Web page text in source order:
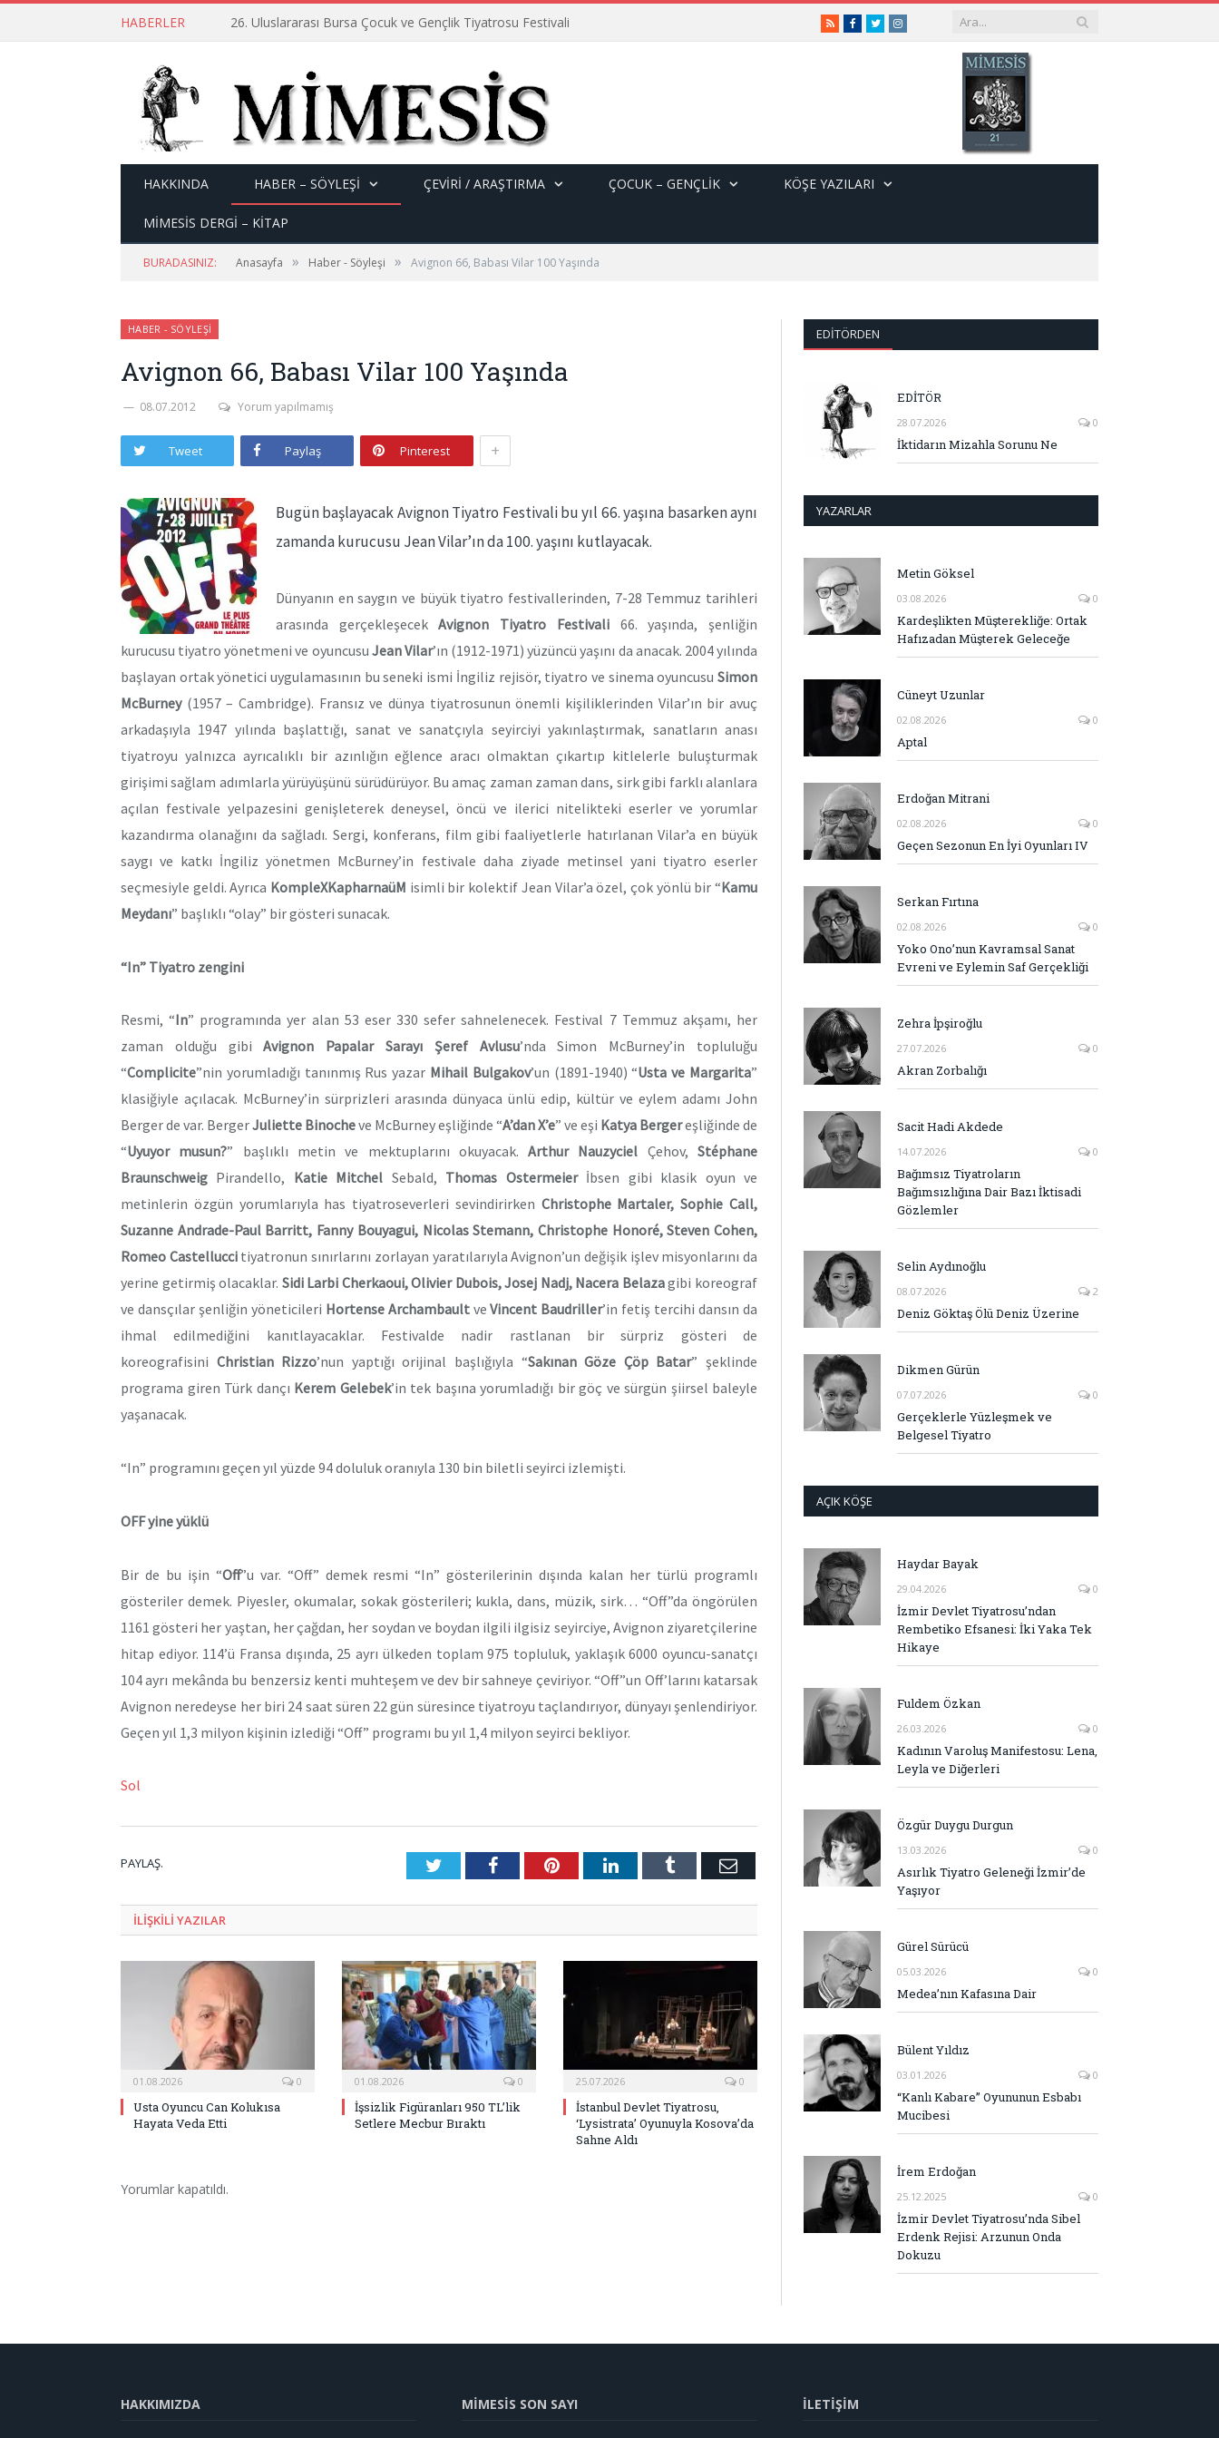
HABERLER 26. Uluslararası Bursa Çocuk ve Gençlik Tiyatrosu Festivali RSSFacebook
TwitterInstagram
HAKKINDA HABER – SÖYLEŞI ÇEVİRİ / ARAŞTIRMA ÇOCUK – GENÇLIK KÖŞE YAZILARI
MİMESİS DERGİ – KİTAP
BURADASINIZ: Anasayfa » Haber - Söyleşi » Avignon 66, Babası Vilar 100 Yaşında
HABER - SÖYLEŞI
Avignon 66, Babası Vilar 100 Yaşında
08.07.2012 Yorum yapılmamış
Tweet Paylaş Pinterest +
Bugün başlayacak Avignon Tiyatro Festivali bu yıl 66. yaşına basarken aynı
zamanda kurucusu Jean Vilar’ın da 100. yaşını kutlayacak.
Dünyanın en saygın ve büyük tiyatro festivallerinden, 7-28 Temmuz tarihleri
arasında gerçekleşecekAvignon Tiyatro Festivali66. yaşında, şenliğin
kurucusu tiyatro yönetmeni ve oyuncusu Jean Vilar’ın (1912-1971) yüzüncü yaşını da anacak. 2004 yılında
başlayan ortak yönetici uygulamasının bu seneki ismi İngiliz rejisör, tiyatro ve sinema oyuncusu Simon
McBurney (1957 – Cambridge). Fransız ve dünya tiyatrosunun önemli kişiliklerinden Vilar’ın bir avuç
arkadaşıyla 1947 yılında başlattığı, sanat ve sanatçıyla seyirciyi yakınlaştırmak, sanatların anası
tiyatroyu yalnızca ayrıcalıklı bir azınlığın eğlence aracı olmaktan çıkartıp kitlelerle buluşturmak
girişimi sağlam adımlarla yürüyüşünü sürüdürüyor. Bu amaç zaman zaman dans, sirk gibi farklı alanlara
açılan festivale yelpazesini genişleterek deneysel, öncü ve ilerici nitelikteki eserler ve yorumlar
kazandırma olanağını da sağladı. Sergi, konferans, film gibi faaliyetlerle hatırlanan Vilar’a en büyük
saygı ve katkı İngiliz yönetmen McBurney’in festivale daha ziyade metinsel yani tiyatro eserler
seçmesiyle geldi. Ayrıca KompleXKapharnaüM isimli bir kolektif Jean Vilar’a özel, çok yönlü bir “Kamu
Meydanı” başlıklı “olay” bir gösteri sunacak.
“In” Tiyatro zengini
Resmi, “In” programında yer alan 53 eser 330 sefer sahnelenecek. Festival 7 Temmuz akşamı, her
zaman olduğu gibiAvignon Papalar Sarayı Şeref Avlusu’nda Simon McBurney’in topluluğu
“Complicite”nin yorumladığı tanınmış Rus yazar Mihail Bulgakov’un (1891-1940) “Usta ve Margarita”
klasiğiyle açılacak. McBurney’in sürprizleri arasında dünyaca ünlü edip, kültür ve eylem adamı John
Berger de var. BergerJuliette Binocheve McBurney eşliğinde “A’dan X’e” ve eşi Katya Bergereşliğinde de
“Uyuyor musun?” başlıklı metin ve mektuplarını okuyacak.Arthur Nauzyciel Çehov,Stéphane
Braunschweig Pirandello, Katie Mitchel Sebald, Thomas Ostermeierİbsen gibi klasik oyun ve
metinlerin özgün yorumlarıyla has tiyatroseverleri sevindirirken Christophe Martaler, Sophie Call,
Suzanne Andrade-Paul Barritt, Fanny Bouyagui, Nicolas Stemann, Christophe Honoré, Steven Cohen,
Romeo Castellucci tiyatronun sınırlarını zorlayan yaratılarıyla Avignon’un değişik işlev misyonlarını da
yerine getirmiş olacaklar. Sidi Larbi Cherkaoui, Olivier Dubois, Josej Nadj, Nacera Belazagibi koreograf
ve dansçılar şenliğin yöneticileri Hortense Archambault veVincent Baudriller’in fetiş tercihi dansın da
ihmal edilmediğini kanıtlayacaklar. Festivalde nadir rastlanan bir sürpriz gösteri de
koreografisini Christian Rizzo’nun yaptığı orijinal başlığıyla “Sakınan Göze Çöp Batar” şeklinde
programa giren Türk dançı Kerem Gelebek’in tek başına yorumladığı bir göç ve sürgün şiirsel baleyle
yaşanacak.
“In” programını geçen yıl yüzde 94 doluluk oranıyla 130 bin biletli seyirci izlemişti.
OFF yine yüklü
Bir de bu işin “Off”u var. “Off” demek resmi “In” gösterilerinin dışında kalan her türlü programlı
gösteriler demek. Piyesler, okumalar, sokak gösterileri; kukla, dans, müzik, sirk… “Off”da öngörülen
1161 gösteri her yaştan, her çağdan, her soydan ve boydan ilgili ilgisiz seyirciye, Avignon ziyaretçilerine
hitap ediyor. 114’ü Fransa dışında, 25 ayrı ülkeden toplam 975 topluluk, yaklaşık 6000 oyuncu-sanatçı
104 ayrı mekânda bu benzersiz kenti muhteşem ve dev bir sahneye çeviriyor. “Off”un Off’larını katarsak
Avignon neredeyse her biri 24 saat süren 22 gün süresince tiyatroyu taçlandırıyor, dünyayı şenlendiriyor.
Geçen yıl 1,3 milyon kişinin izlediği “Off” programı bu yıl 1,4 milyon seyirci bekliyor.
Sol
PAYLAŞ. TwitterFacebookPinterestLinkedInTumblr E-
ILIŞKILI YAZILAR
01.08.2026 0
Usta Oyuncu Can Kolukısa
Hayata Veda Etti
01.08.2026 0
İşsizlik Figüranları 950 TL’lik
Setlere Mecbur Bıraktı
25.07.2026 0
İstanbul Devlet Tiyatrosu,
‘Lysistrata’ Oyunuyla Kosova’da
Sahne Aldı
Yorumlar kapatıldı.
EDITÖRDEN
EDİTÖR
28.07.2026 0
İktidarın Mizahla Sorunu Ne
YAZARLAR
Metin Göksel
03.08.2026 0
Kardeşlikten Müşterekliğe: Ortak
Hafızadan Müşterek Geleceğe
Cüneyt Uzunlar
02.08.2026 0
Aptal
Erdoğan Mitrani
02.08.2026 0
Geçen Sezonun En İyi Oyunları IV
Serkan Fırtına
02.08.2026 0
Yoko Ono’nun Kavramsal Sanat
Evreni ve Eylemin Saf Gerçekliği
Zehra İpşiroğlu
27.07.2026 0
Akran Zorbalığı
Sacit Hadi Akdede
14.07.2026 0
Bağımsız Tiyatroların
Bağımsızlığına Dair Bazı İktisadi
Gözlemler
Selin Aydınoğlu
08.07.2026 2
Deniz Göktaş Ölü Deniz Üzerine
Dikmen Gürün
07.07.2026 0
Gerçeklerle Yüzleşmek ve
Belgesel Tiyatro
AÇIK KÖŞE
Haydar Bayak
29.04.2026 0
İzmir Devlet Tiyatrosu’ndan
Rembetiko Efsanesi: İki Yaka Tek
Hikaye
Fuldem Özkan
26.03.2026 0
Kadının Varoluş Manifestosu: Lena,
Leyla ve Diğerleri
Özgür Duygu Durgun
13.03.2026 0
Asırlık Tiyatro Geleneği İzmir’de
Yaşıyor
Gürel Sürücü
05.03.2026 0
Medea’nın Kafasına Dair
Bülent Yıldız
03.01.2026 0
“Kanlı Kabare” Oyununun Esbabı
Mucibesi
İrem Erdoğan
25.12.2025 0
İzmir Devlet Tiyatrosu’nda Sibel
Erdenk Rejisi: Arzunun Onda
Dokuzu
HAKKIMIZDA MİMESİS SON SAYI İLETİŞİM